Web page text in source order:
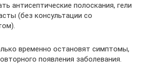
антисептические полоскания, гели
(без консультации со
временно остановят симптомы,
появления заболевания.